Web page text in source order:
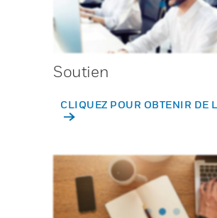
Soutien
CLIQUEZ POUR OBTENIR DE